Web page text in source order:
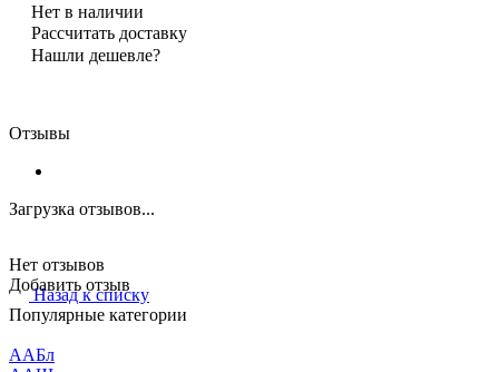
Нет в наличии
Рассчитать доставку
Нашли дешевле?
Отзывы
Загрузка отзывов...
Нет отзывов
Добавить отзыв
Назад к списку
Популярные категории
ААБл